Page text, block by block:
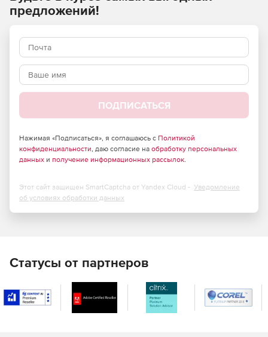
финансируемых из бюджета или с его участием, а также
из приравненных к бюджетным источникам фондов.
Расчетные индексы применяются инвесторами и
заказчиками независимо от их ведомственной
принадлежности и форм собственности.
предложений!
ПОДПИСАТЬСЯ
Нажимая «Подписаться», я соглашаюсь с Политикой
конфиденциальности, даю согласие на обработку персональных
данных и получение информационных рассылок.
Этот сайт защищен SmartCaptcha от Yandex Cloud - Уведомление
об условиях обработки данных
Статусы от партнеров